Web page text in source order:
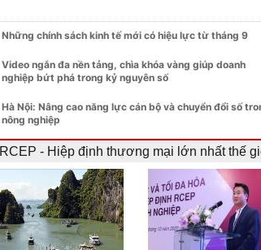
Những chính sách kinh tế mới có hiệu lực từ tháng 9
Video ngắn đa nền tảng, chìa khóa vàng giúp doanh
nghiệp bứt phá trong kỷ nguyên số
Hà Nội: Nâng cao năng lực cán bộ và chuyển đổi số
nông nghiệp
RCEP - Hiệp định thương mại lớn nhất thế